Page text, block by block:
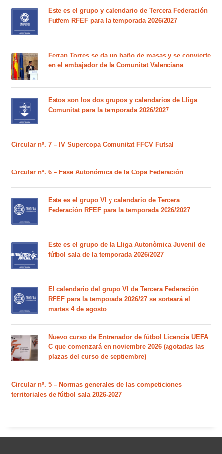
Este es el grupo y calendario de Tercera Federación
Futfem RFEF para la temporada 2026/2027
Ferran Torres se da un baño de masas y se convierte
en el embajador de la Comunitat Valenciana
Estos son los dos grupos y calendarios de Lliga
Comunitat para la temporada 2026/2027
Circular nº. 7 – IV Supercopa Comunitat FFCV Futsal
Circular nº. 6 – Fase Autonómica de la Copa Federación
Este es el grupo VI y calendario de Tercera
Federación RFEF para la temporada 2026/2027
Este es el grupo de la Lliga Autonòmica Juvenil de
fútbol sala de la temporada 2026/2027
El calendario del grupo VI de Tercera Federación
RFEF para la temporada 2026/27 se sorteará el
martes 4 de agosto
Nuevo curso de Entrenador de fútbol Licencia UEFA
C que comenzará en noviembre 2026 (agotadas las
plazas del curso de septiembre)
Circular nº. 5 – Normas generales de las competiciones
territoriales de fútbol sala 2026-2027